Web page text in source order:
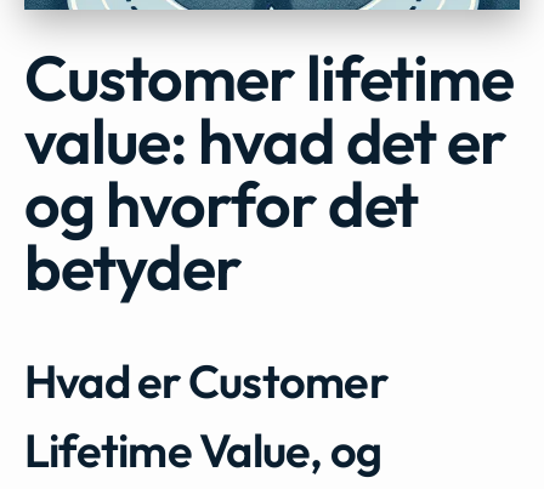
Customer lifetime
value: hvad det er
og hvorfor det
betyder
Hvad er Customer
Lifetime Value, og